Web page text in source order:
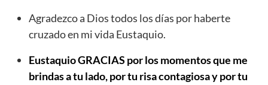
Agradezco a Dios todos los días por haberte
cruzado en mi vida Eustaquio.
Eustaquio GRACIAS por los momentos que me
brindas a tu lado, por tu risa contagiosa y por tu